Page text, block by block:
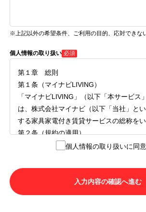
※上記以外の希望条件、ご利用の目的、応対できな
個人情報の取り扱い 必須
第１章 総則
第１条（マイナビLIVING）
「マイナビLIVING」（以下「本サービス
は、株式会社マイナビ（以下「当社」と
する家具家電付き賃貸サービスの総称をい
第２条（規約の適用）
１.本サービスを利用する者（以下「利用
LIVINGご契約にあたり取得する個人情報
て」の内容をすべて承諾したものとみな
の意思表示は、本サービスを利用しないこ
個人情報の取り扱いに同
入力内容の確認へ進む